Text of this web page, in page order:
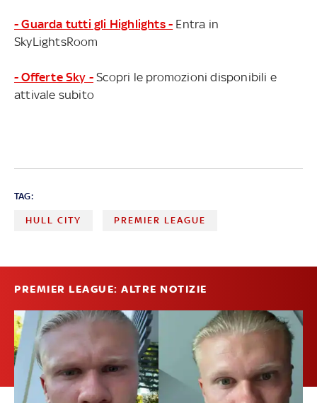
- Guarda tutti gli Highlights - Entra in
SkyLightsRoom
- Offerte Sky - Scopri le promozioni disponibili e
attivale subito
TAG:
HULL CITY PREMIER LEAGUE
PREMIER LEAGUE: ALTRE NOTIZIE